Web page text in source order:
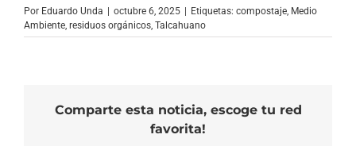
Por Eduardo Unda octubre 6, 2025 Etiquetas: compostaje, Medio
Ambiente, residuos orgánicos, Talcahuano
Comparte esta noticia, escoge tu red
favorita!